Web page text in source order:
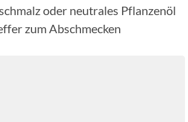
oder neutrales Pflanzenöl
zum Abschmecken